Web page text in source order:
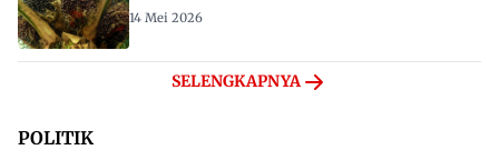
14 Mei 2026
SELENGKAPNYA
POLITIK